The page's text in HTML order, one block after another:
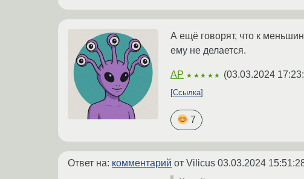
А ещё говорят, что к
ему не делается.
AP ★★★★★ (03.03.2024
Ссылка
7
Ответ на: комментарий от Vilicus 03.03.2024